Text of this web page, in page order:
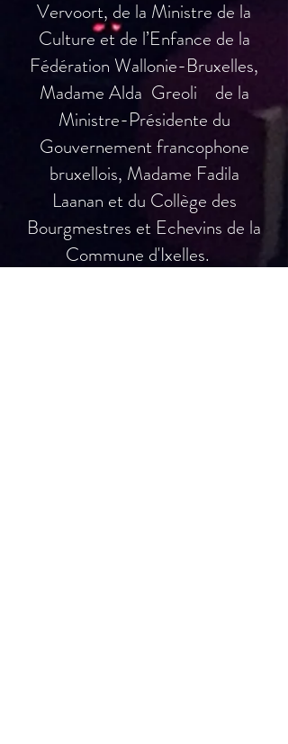
Vervoort, de la Ministre de la
Culture et de l’Enfance de la
Fédération Wallonie-Bruxelles,
Madame Alda Greoli
de la
Ministre-Présidente du
Gouvernement francophone
bruxellois, Madame Fadila
Laanan et du Collège des
Bourgmestres et Echevins de la
Commune d'Ixelles.